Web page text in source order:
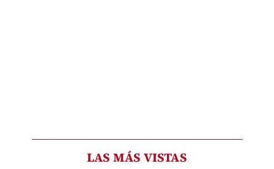
LAS MÁS VISTAS